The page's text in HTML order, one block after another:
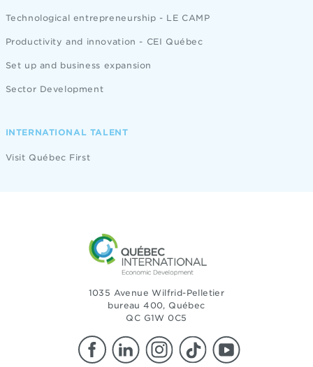
Technological entrepreneurship - LE CAMP
Productivity and innovation - CEI Québec
Set up and business expansion
Sector Development
INTERNATIONAL TALENT
Visit Québec First
1035 Avenue Wilfrid-Pelletier
bureau 400, Québec
QC G1W 0C5